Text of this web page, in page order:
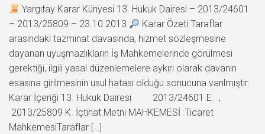
Yargıtay Karar Künyesi 13. Hukuk Dairesi – 2013/24601
– 2013/25809 – 23.10.2013
Karar Özeti Taraflar
arasındaki tazminat davasında, hizmet sözleşmesine
dayanan uyuşmazlıkların İş Mahkemelerinde görülmesi
gerektiği, ilgili yasal düzenlemelere aykırı olarak davanın
esasına girilmesinin usul hatası olduğu sonucuna varılmıştır.
Karar İçeriği 13. Hukuk Dairesi 2013/24601 E. ,
2013/25809 K. İçtihat Metni MAHKEMESİ :Ticaret
MahkemesiTaraflar […]